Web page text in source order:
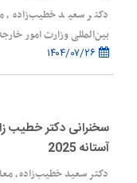
دکتر سعید خطیب‌زاده،
بین‌المللی وزارت امور
سخنرانی دکتر خطیب
آستانه 2025
دکتر سعید خطیب‌زاده،